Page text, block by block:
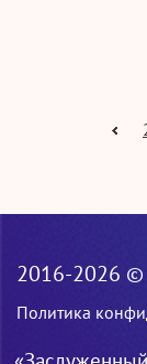
2016-2026
Политика